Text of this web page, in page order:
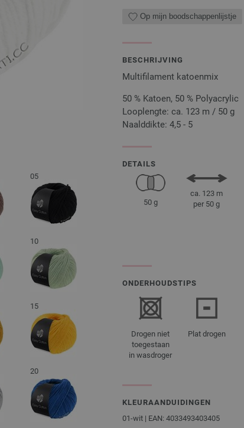
05
10
15
20
Op mijn boodschappenlijstje
BESCHRIJVING
Multifilament katoenmix
50 % Katoen, 50 % Polyacrylic
Looplengte: ca. 123 m / 50 g
Naalddikte: 4,5 - 5
DETAILS
50 g
ca. 123 m
per 50 g
ONDERHOUDSTIPS
Drogen niet
toegestaan
in wasdroger
Plat drogen
KLEURAANDUIDINGEN
01-wit | EAN: 4033493403405